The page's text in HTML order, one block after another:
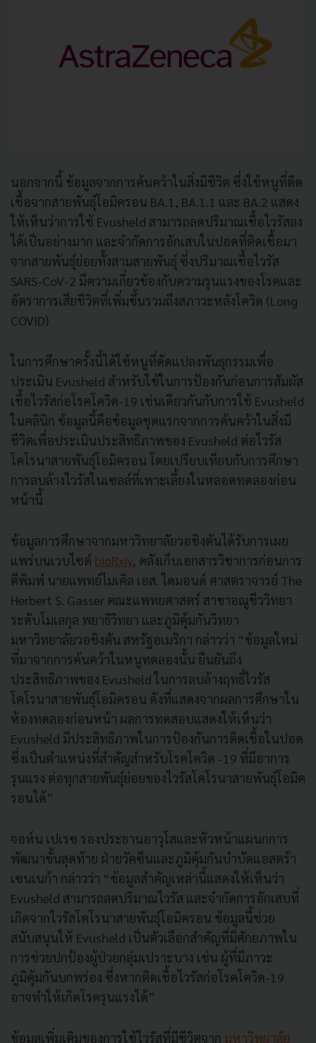
นอกจากนี้ ข้อมูลจากการค้นคว้าในสิ่งมีชีวิต ซึ่งใช้หนูที่ติด
เชื้อจากสายพันธุ์โอมิครอน BA.1, BA.1.1 และ BA.2 แสดง
ให้เห็นว่าการใช้ Evusheld สามารถลดปริมาณเชื้อไวรัสลง
ได้เป็นอย่างมาก และจำกัดการอักเสบในปอดที่ติดเชื้อมา
จากสายพันธุ์ย่อยทั้งสามสายพันธุ์ ซึ่งปริมาณเชื้อไวรัส
SARS-CoV-2 มีความเกี่ยวข้องกับความรุนแรงของโรคและ
อัตราการเสียชีวิตที่เพิ่มขึ้นรวมถึงสภาวะหลังโควิด (Long
COVID)
ในการศึกษาครั้งนี้ได้ใช้หนูที่ดัดแปลงพันธุกรรมเพื่อ
ประเมิน Evusheld สำหรับใช้ในการป้องกันก่อนการสัมผัส
เชื้อไวรัสก่อโรคโควิด-19 เช่นเดียวกันกับการใช้ Evusheld
ในคลินิก ข้อมูลนี้คือข้อมูลชุดแรกจากการค้นคว้าในสิ่งมี
ชีวิตเพื่อประเมินประสิทธิภาพของ Evusheld ต่อไวรัส
โคโรนาสายพันธุ์โอมิครอน โดยเปรียบเทียบกับการศึกษา
การลบล้างไวรัสในเซลล์ที่เพาะเลี้ยงในหลอดทดลองก่อน
หน้านี้
ข้อมูลการศึกษาจากมหาวิทยาลัยวอชิงตันได้รับการเผย
แพร่บนเวบไซต์ bioRxiv, คลังเก็บเอกสารวิชาการก่อนการ
ตีพิมพ์ นายแพทย์ไมเคิล เอส. ไดมอนด์ ศาสตราจารย์ The
Herbert S. Gasser คณะแพทยศาสตร์ สาขาอณูชีววิทยา
ระดับโมเลกุล พยาธิวิทยา และภูมิคุ้มกันวิทยา
มหาวิทยาลัยวอชิงตัน สหรัฐอเมริกา กล่าวว่า “ข้อมูลใหม่
ที่มาจากการค้นคว้าในหนูทดลองนั้น ยืนยันถึง
ประสิทธิภาพของ Evusheld ในการลบล้างฤทธิ์ไวรัส
โคโรนาสายพันธุ์โอมิครอน ดังที่แสดงจากผลการศึกษาใน
ห้องทดลองก่อนหน้า ผลการทดสอบแสดงให้เห็นว่า
Evusheld มีประสิทธิภาพในการป้องกันการติดเชื้อในปอด
ซึ่งเป็นตำแหน่งที่สำคัญสำหรับโรคโควิด -19 ที่มีอาการ
รุนแรง ต่อทุกสายพันธุ์ย่อยของไวรัสโคโรนาสายพันธุ์โอมิค
รอนได้”
จอห์น เปเรซ รองประธานอาวุโสและหัวหน้าแผนกการ
พัฒนาขั้นสุดท้าย ฝ่ายวัคซีนและภูมิคุ้มกันบำบัดแอสตร้า
เซนเนก้า กล่าวว่า “ข้อมูลสำคัญเหล่านี้แสดงให้เห็นว่า
Evusheld สามารถลดปริมาณไวรัส และจำกัดการอักเสบที่
เกิดจากไวรัสโคโรนาสายพันธุ์โอมิครอน ข้อมูลนี้ช่วย
สนับสนุนให้ Evusheld เป็นตัวเลือกสำคัญที่มีศักยภาพใน
การช่วยปกป้องผู้ป่วยกลุ่มเปราะบาง เช่น ผู้ที่มีภาวะ
ภูมิคุ้มกันบกพร่อง ซึ่งหากติดเชื้อไวรัสก่อโรคโควิด-19
อาจทำให้เกิดโรครุนแรงได้”
ข้อมูลเพิ่มเติมของการใช้ไวรัสที่มีชีวิตจาก มหาวิทยาลัย